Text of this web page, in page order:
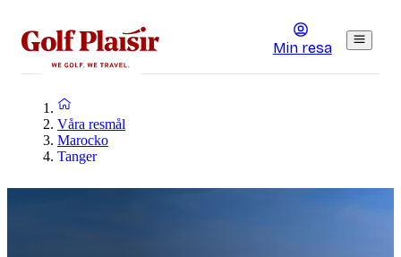
Min resa
Våra resmål
Marocko
Tanger